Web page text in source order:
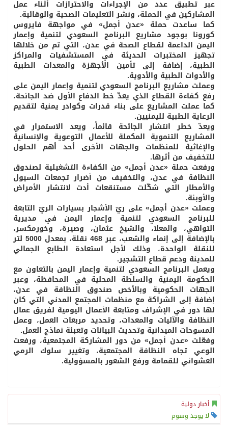
عبر تطبيق عدد من الإجراءات والاحترازات أثناء عمل
المشاركين في الحملة، ونشر التعليمات الصحية والوقائية.
كما ساعدت حملة «عدن أجمل» في مواجهة فايروس
كورونا بوجود مشاريع البرنامج السعودي لتنمية وإعمار
اليمن الداعمة لقطاع الصحة في عدن، التي تم من خلالها
تجهيز المختبرات الحديثة في المستشفيات والمراكز
الطبية، إضافة إلى تأمين الأجهزة والمعدات الطبية
والأدوات الطبية والأدوية.
وعملت مشاريع البرنامج السعودي لتنمية وإعمار اليمن على
رفع كفاءة القطاع الذي يعدّ خط الدفاع الأول ضد الجائحة،
كما عملت المشاريع على بناء قدرات وكوادر يمنية لتقديم
الرعاية الطبية لليمنيين.
ويعدّ خطر انتشار الجائحة قائماً، ويعد الاستمرار في
المشاريع التنموية المكملة للأعمال التوعوية والإنسانية
والإغاثية للمنظمات والجهات الأخرى أحد أهم الحلول
للتخفيف من أثرها.
ورفعت حملة «عدن أجمل» من الكفاءة التشغيلية لصندوق
النظافة في عدن، والتخفيف من أضرار تجمعات السيول
والأمطار التي شكّلت مستنقعات أدت لانتشار الأمراض
والأوبئة.
وعملت «عدن أجمل» على ريّ الأشجار بسيارات الريّ التابعة
للبرنامج السعودي لتنمية وإعمار اليمن في مديرية
التواهي، والمعلا، والشيخ عثمان، وصيرة، وخورمكسر،
بالإضافة إلى إنماء والشعب، عبر 468 نقلة، بمعدل 5000 لتر
للنقلة الواحدة، وذلك لأجل استعادة الطابع الجمالي
للمدينة ودعم قطاع التشجير.
ويعمل البرنامج السعودي لتنمية وإعمار اليمن بالتعاون مع
الحكومة اليمنية والسلطة المحلية في المحافظة، وعبر
الجهات الحكومية وبالأخص صندوق النظافة في عدن،
إضافة إلى الشراكة مع منظمات المجتمع المدني التي كان
لها دور في الإشراف ومتابعة الأعمال اليومية لفريق عمال
النظافة والآليات والمعدات، وتحديد مربعات العمل، وعمل
المسوحات الميدانية وتحديث البيانات وتعبئة نماذج العمل.
وفعّلت «عدن أجمل» من دور المشاركة المجتمعية، ورفعت
الوعي تجاه النظافة المجتمعية، وتغيير سلوك الرمي
العشوائي للقمامة ورفع الشعور بالمسؤولية.
أخبار دولية
لا يوجد وسوم